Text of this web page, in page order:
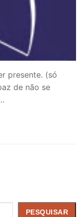
presente. (só
de não se
PESQUISAR